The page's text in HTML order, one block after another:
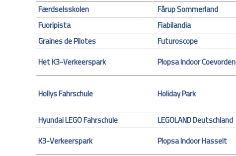
Færdselsskolen
Fårup Sommerland
Fuoripista
Fiabilandia
Graines de Pilotes
Futuroscope
Het K3-Verkeerspark
Plopsa Indoor Coevorden
Hollys Fahrschule Holiday Park
Hyundai LEGO Fahrschule
LEGOLAND Deutschland
K3-Verkeerspark
Plopsa Indoor Hasselt